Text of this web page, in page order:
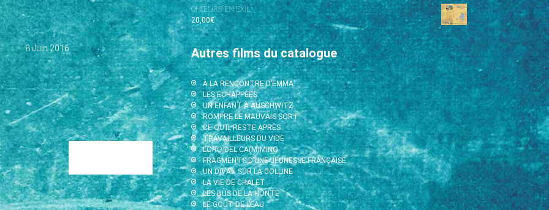
8 Juin 2016
CHŒURS EN EXIL
20,00€
Autres films du catalogue
À LA RENCONTRE D’EMMA
LES ECHAPPÉES
UN ENFANT À AUSCHWITZ
ROMPRE LE MAUVAIS SORT
CE QU’IL RESTE APRÈS
TRAVAILLEURS DU VIDE
L’ORO DEL CA(M)MINO
FRAGMENTS D’UNE JEUNESSE FRANÇAISE
UN DIVAN SUR LA COLLINE
LA VIE DE CHALET
LES BUS DE LA HONTE
LE GOÛT DE L’EAU